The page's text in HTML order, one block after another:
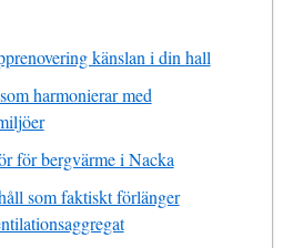
känslan i din hall
harmonierar med
för bergvärme i Nacka
som faktiskt förlänger